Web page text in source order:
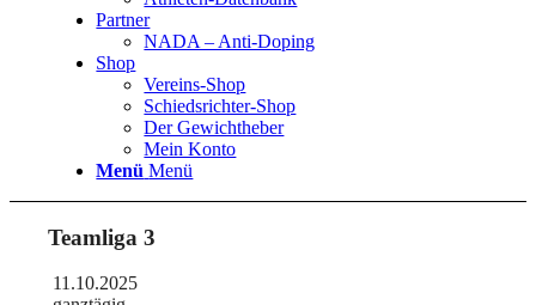
Partner
NADA – Anti-Doping
Shop
Vereins-Shop
Schiedsrichter-Shop
Der Gewichtheber
Mein Konto
Menü Menü
Teamliga 3
11.10.2025